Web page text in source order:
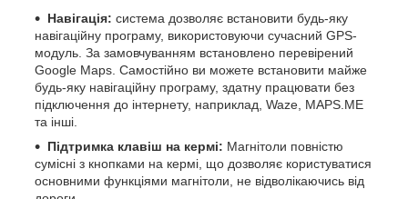
Навігація: система дозволяє встановити будь-яку
навігаційну програму, використовуючи сучасний GPS-
модуль. За замовчуванням встановлено перевірений
Google Maps. Самостійно ви можете встановити майже
будь-яку навігаційну програму, здатну працювати без
підключення до інтернету, наприклад, Waze, MAPS.ME
та інші.
Підтримка клавіш на кермі: Магнітоли повністю
сумісні з кнопками на кермі, що дозволяє користуватися
основними функціями магнітоли, не відволікаючись від